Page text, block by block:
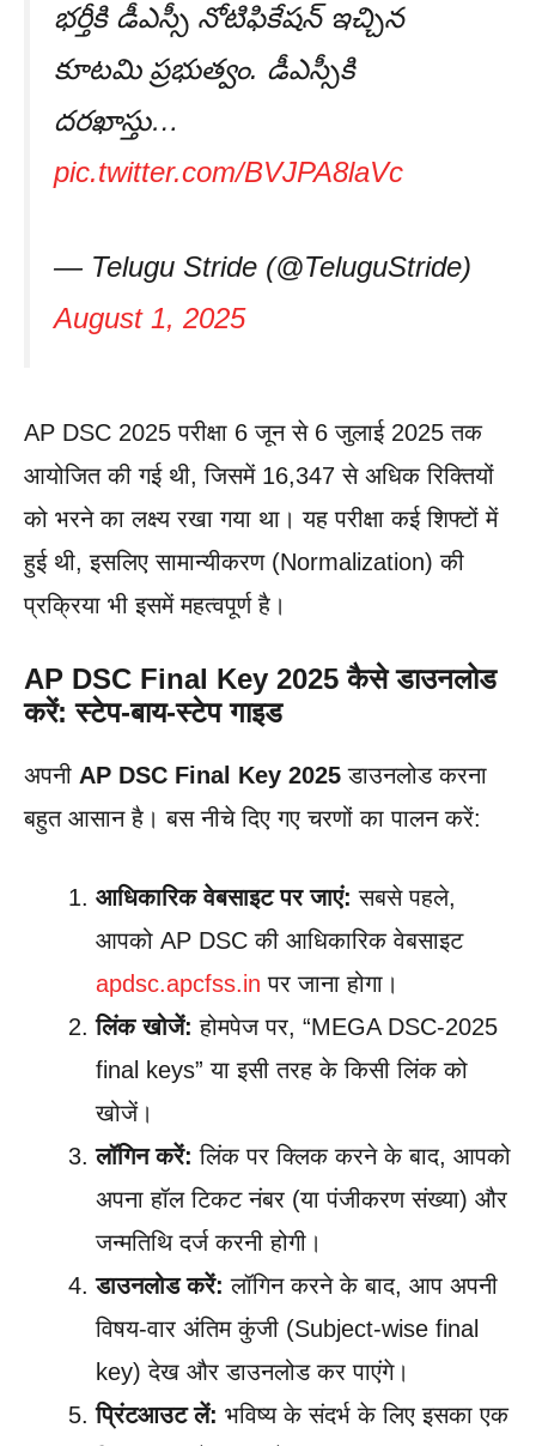
భర్తీకి డీఎస్సీ నోటిఫికేషన్ ఇచ్చిన
కూటమి ప్రభుత్వం. డీఎస్సీకి
దరఖాస్తు…
pic.twitter.com/BVJPA8laVc
— Telugu Stride (@TeluguStride)
August 1, 2025
AP DSC 2025 परीक्षा 6 जून से 6 जुलाई 2025 तक
आयोजित की गई थी, जिसमें 16,347 से अधिक रिक्तियों
को भरने का लक्ष्य रखा गया था। यह परीक्षा कई शिफ्टों में
हुई थी, इसलिए सामान्यीकरण (Normalization) की
प्रक्रिया भी इसमें महत्वपूर्ण है।
AP DSC Final Key 2025 कैसे डाउनलोड
करें: स्टेप-बाय-स्टेप गाइड
अपनी AP DSC Final Key 2025 डाउनलोड करना
बहुत आसान है। बस नीचे दिए गए चरणों का पालन करें:
आधिकारिक वेबसाइट पर जाएं: सबसे पहले,
आपको AP DSC की आधिकारिक वेबसाइट
apdsc.apcfss.in पर जाना होगा।
लिंक खोजें: होमपेज पर, “MEGA DSC-2025
final keys” या इसी तरह के किसी लिंक को
खोजें।
लॉगिन करें: लिंक पर क्लिक करने के बाद, आपको
अपना हॉल टिकट नंबर (या पंजीकरण संख्या) और
जन्मतिथि दर्ज करनी होगी।
डाउनलोड करें: लॉगिन करने के बाद, आप अपनी
विषय-वार अंतिम कुंजी (Subject-wise final
key) देख और डाउनलोड कर पाएंगे।
प्रिंटआउट लें: भविष्य के संदर्भ के लिए इसका एक